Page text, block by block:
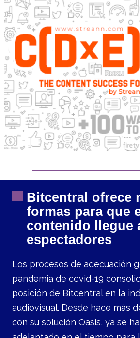
Bitcentral ofrece
formas para que
contenido llegue
espectadores
Los procesos de adecuación
pandemia de covid-19
posición de Bitcentral en la
audiovisual. Desde hace más
con su solución Oasis, ya se